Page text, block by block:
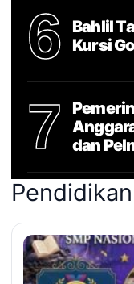
6
Bahlil
Kursi
7
dan